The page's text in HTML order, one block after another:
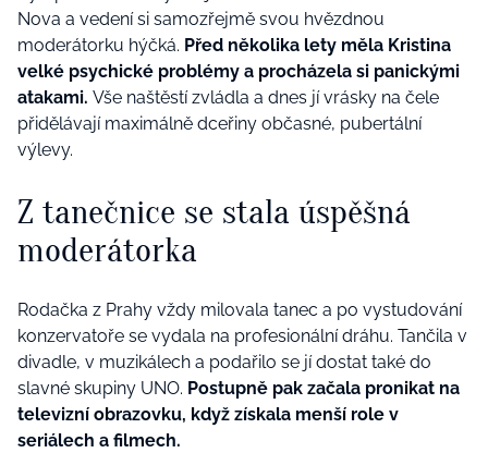
Nova a vedení si samozřejmě svou hvězdnou
moderátorku hýčká. Před několika lety měla Kristina
velké psychické problémy a procházela si panickými
atakami. Vše naštěstí zvládla a dnes jí vrásky na čele
přidělávají maximálně dceřiny občasné, pubertální
výlevy.
Z tanečnice se stala úspěšná
moderátorka
Rodačka z Prahy vždy milovala tanec a po vystudování
konzervatoře se vydala na profesionální dráhu. Tančila v
divadle, v muzikálech a podařilo se jí dostat také do
slavné skupiny UNO. Postupně pak začala pronikat na
televizní obrazovku, když získala menší role v
seriálech a filmech.